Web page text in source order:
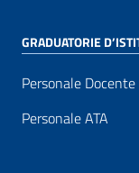
GRADUATORIE
Personale Docente
Personale ATA